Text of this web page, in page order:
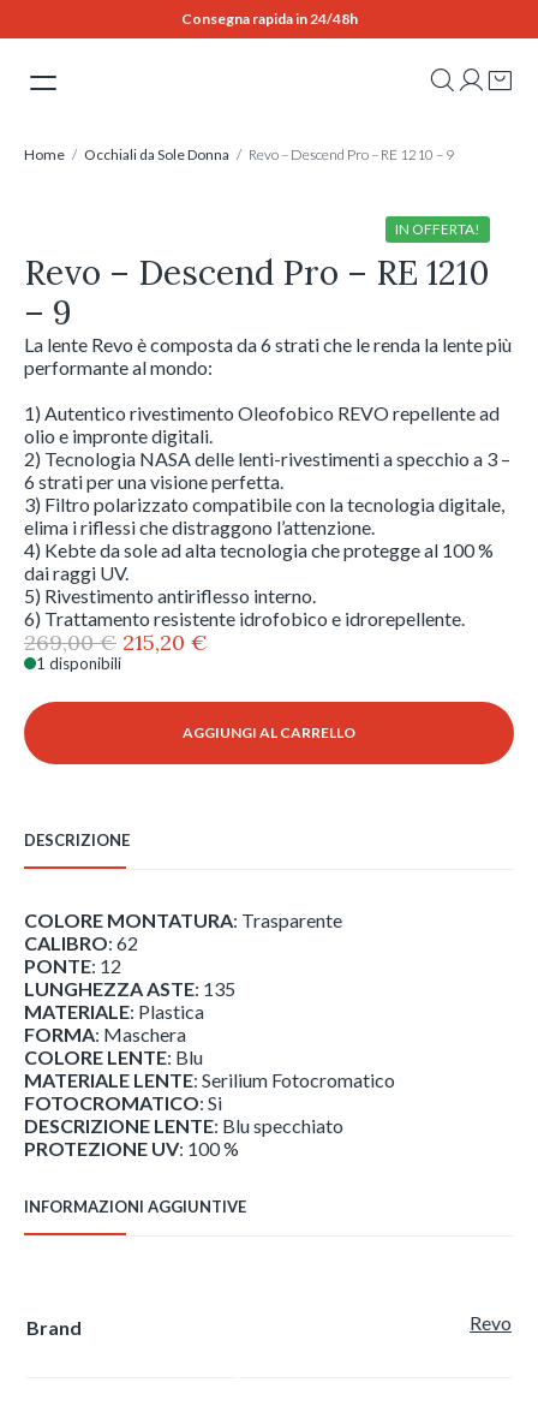
to
Consegna rapida in 24/48h
Home / Occhiali da Sole Donna / Revo – Descend Pro – RE 1210 – 9
IN OFFERTA!
Revo – Descend Pro – RE 1210
– 9
La lente Revo è composta da 6 strati che le renda la lente più
performante al mondo:
1) Autentico rivestimento Oleofobico REVO repellente ad
olio e impronte digitali.
2) Tecnologia NASA delle lenti-rivestimenti a specchio a 3 –
6 strati per una visione perfetta.
3) Filtro polarizzato compatibile con la tecnologia digitale,
elima i riflessi che distraggono l’attenzione.
4) Kebte da sole ad alta tecnologia che protegge al 100 %
dai raggi UV.
5) Rivestimento antiriflesso interno.
6) Trattamento resistente idrofobico e idrorepellente.
269,00€ Il
269,00 €.
215,20 €
215,20 €.
1 disponibili
Descend
Pro
-
9
AGGIUNGI AL CARRELLO
DESCRIZIONE
COLORE MONTATURA: Trasparente
CALIBRO: 62
PONTE: 12
LUNGHEZZA ASTE: 135
MATERIALE: Plastica
FORMA: Maschera
COLORE LENTE: Blu
MATERIALE LENTE: Serilium Fotocromatico
FOTOCROMATICO: Si
DESCRIZIONE LENTE: Blu specchiato
PROTEZIONE UV: 100 %
INFORMAZIONI AGGIUNTIVE
Brand Revo